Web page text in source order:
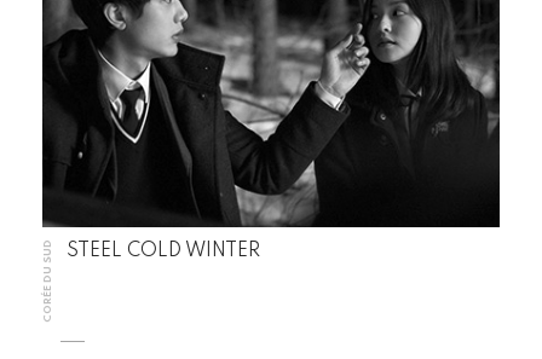
CORÉE DU SUD STEEL COLD WINTER